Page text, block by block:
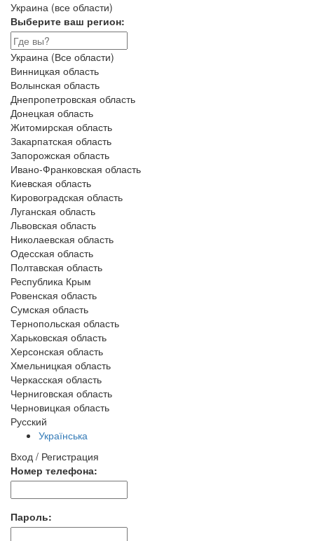
Украина (все области)
Выберите ваш регион:
Украина (Все области)
Винницкая область
Волынская область
Днепропетровская область
Донецкая область
Житомирская область
Закарпатская область
Запорожская область
Ивано-Франковская область
Киевская область
Кировоградская область
Луганская область
Львовская область
Николаевская область
Одесская область
Полтавская область
Республика Крым
Ровенская область
Сумская область
Тернопольская область
Харьковская область
Херсонская область
Хмельницкая область
Черкасская область
Черниговская область
Черновицкая область
Русский
Українська
Вход / Регистрация
Номер телефона:
Пароль: